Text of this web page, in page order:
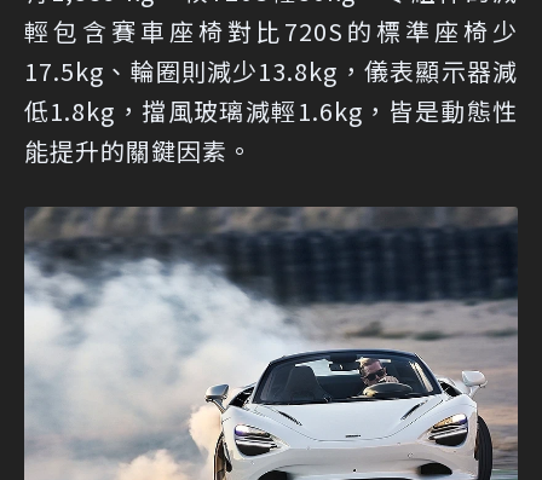
輕包含賽車座椅對比720S的標準座椅少
17.5kg、輪圈則減少13.8kg，儀表顯示器減
低1.8kg，擋風玻璃減輕1.6kg，皆是動態性
能提升的關鍵因素。